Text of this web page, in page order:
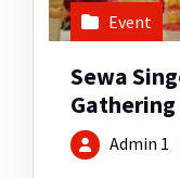
Event
Sewa
Gathering
Admin 1